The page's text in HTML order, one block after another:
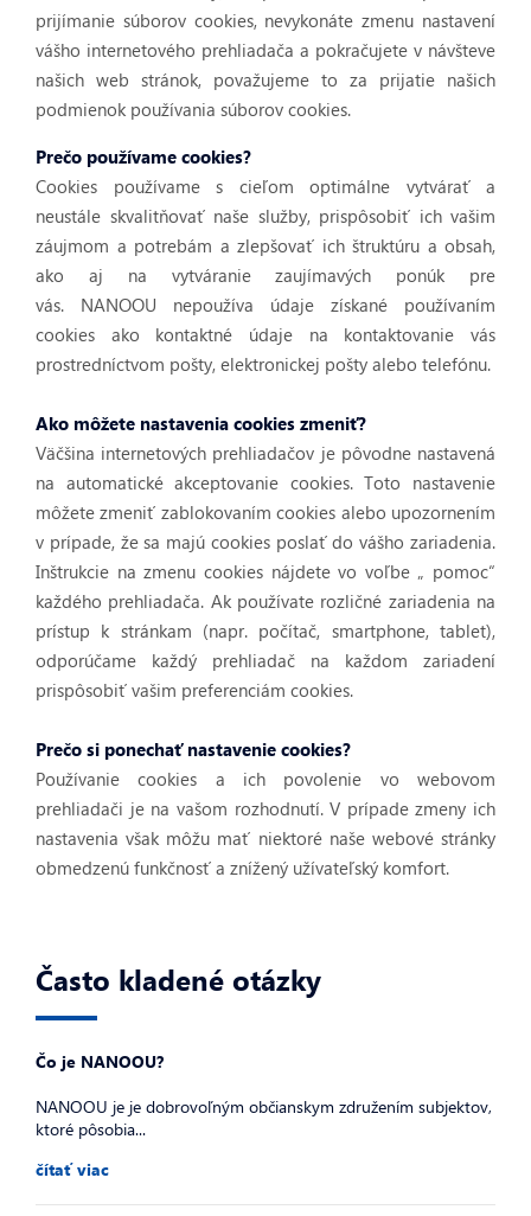
prijímanie súborov cookies, nevykonáte zmenu nastavení
vášho internetového prehliadača a pokračujete v návšteve
našich web stránok, považujeme to za prijatie našich
podmienok používania súborov cookies.
Prečo používame cookies?
Cookies používame s cieľom optimálne vytvárať a
neustále skvalitňovať naše služby, prispôsobiť ich vašim
záujmom a potrebám a zlepšovať ich štruktúru a obsah,
ako aj na vytváranie zaujímavých ponúk pre
vás. NANOOU nepoužíva údaje získané používaním
cookies ako kontaktné údaje na kontaktovanie vás
prostredníctvom pošty, elektronickej pošty alebo telefónu.
Ako môžete nastavenia cookies zmeniť?
Väčšina internetových prehliadačov je pôvodne nastavená
na automatické akceptovanie cookies. Toto nastavenie
môžete zmeniť zablokovaním cookies alebo upozornením
v prípade, že sa majú cookies poslať do vášho zariadenia.
Inštrukcie na zmenu cookies nájdete vo voľbe „ pomoc“
každého prehliadača. Ak používate rozličné zariadenia na
prístup k stránkam (napr. počítač, smartphone, tablet),
odporúčame každý prehliadač na každom zariadení
prispôsobiť vašim preferenciám cookies.
Prečo si ponechať nastavenie cookies?
Používanie cookies a ich povolenie vo webovom
prehliadači je na vašom rozhodnutí. V prípade zmeny ich
nastavenia však môžu mať niektoré naše webové stránky
obmedzenú funkčnosť a znížený užívateľský komfort.
Často kladené otázky
Čo je NANOOU?
NANOOU je je dobrovoľným občianskym združením subjektov,
ktoré pôsobia...
čítať viac